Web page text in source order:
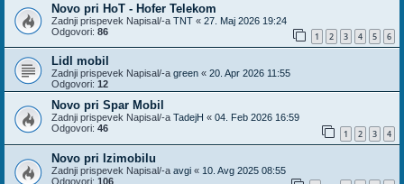
Novo pri HoT - Hofer Telekom
Zadnji prispevek Napisal/-a TNT « 27. Maj 2026 19:24
Odgovori: 86 1 2 3 4 5 6
Lidl mobil
Zadnji prispevek Napisal/-a green « 20. Apr 2026 11:55
Odgovori: 12
Novo pri Spar Mobil
Zadnji prispevek Napisal/-a TadejH « 04. Feb 2026 16:59
Odgovori: 46 1 2 3 4
Novo pri Izimobilu
Zadnji prispevek Napisal/-a avgi « 10. Avg 2025 08:55
Odgovori: 106